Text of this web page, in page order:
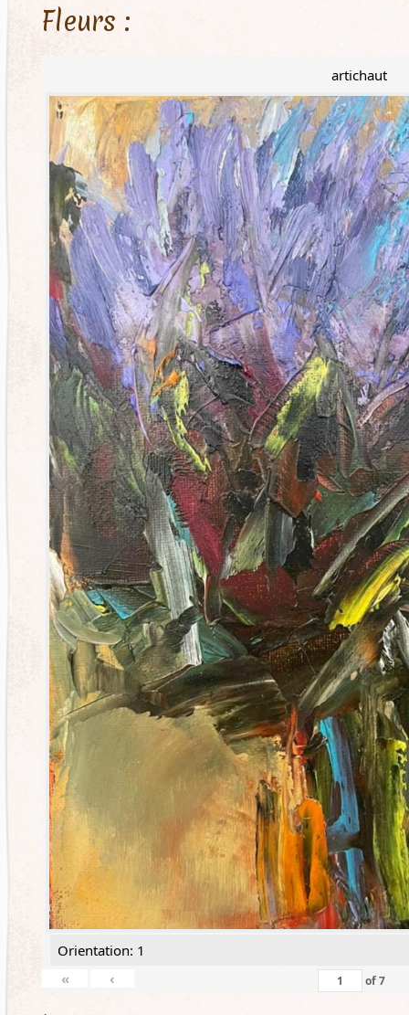
Fleurs :
artichaut
Orientation: 1
«
‹ of7